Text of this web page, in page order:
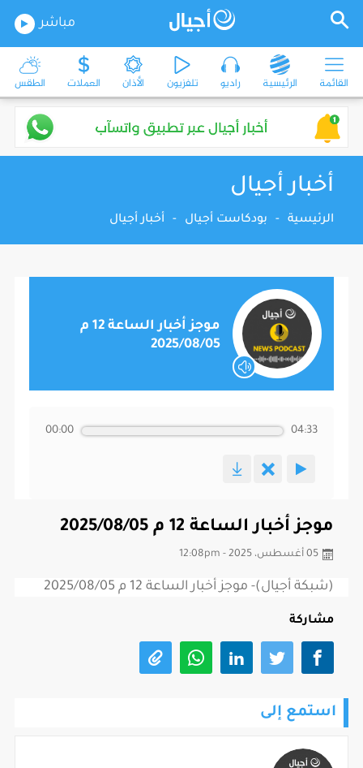
مباشر
القائمة الرئيسية راديو تلفزيون الأذان العملات الطقس
أخبار أجيال
الرئيسية - بودكاست أجيال - أخبار أجيال
موجز أخبار الساعة 12 م
2025/08/05
00:00 04:33
موجز أخبار الساعة 12 م 2025/08/05
05 أغسطس، 2025 - 12:08pm
(شبكة أجيال)- موجز أخبار الساعة 12 م 2025/08/05
مشاركة
استمع إلى